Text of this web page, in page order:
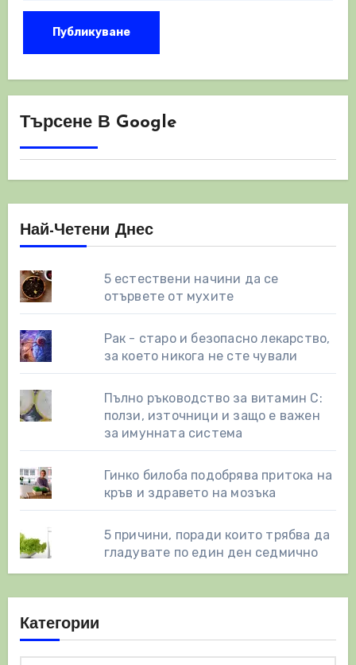
Търсене В Google
Най-Четени Днес
5 естествени начини да се
отървете от мухите
Рак - старо и безопасно лекарство,
за което никога не сте чували
Пълно ръководство за витамин С:
ползи, източници и защо е важен
за имунната система
Гинко билоба подобрява притока на
кръв и здравето на мозъка
5 причини, поради които трябва да
гладувате по един ден седмично
Категории